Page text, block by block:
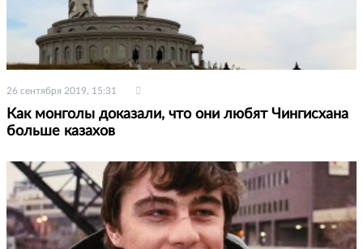
26 сентября 2019, 15:31
Как монголы доказали, что они любят Чингисхана
больше казахов